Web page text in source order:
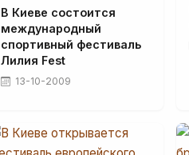
В Киеве состоится
международный
спортивный фестиваль
Лилия Fest
13-10-2009